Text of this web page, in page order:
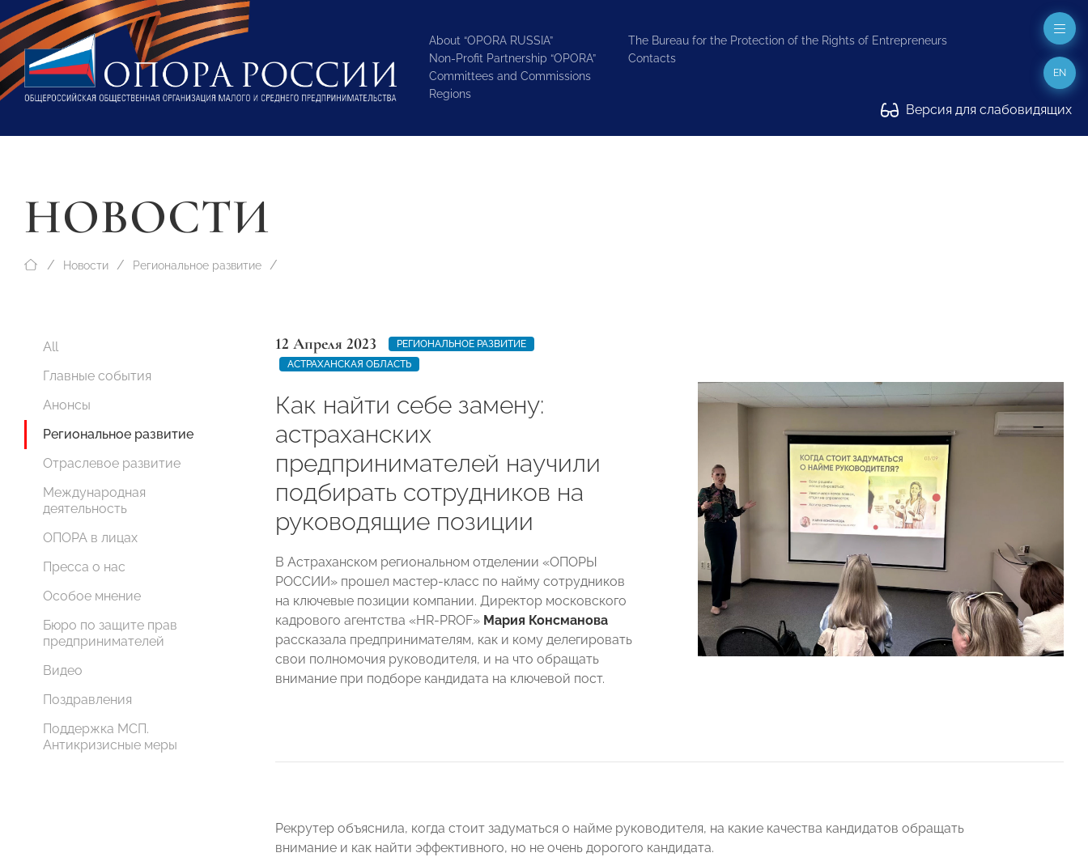
About “OPORA RUSSIA”
Non-Profit Partnership “OPORA”
Committees and Commissions
Regions
The Bureau for the Protection of the Rights of Entrepreneurs
Contacts
Версия для слабовидящих
EN
НОВОСТИ
Новости Региональное развитие
All
Главные события
Анонсы
Региональное развитие
Отраслевое развитие
Международная
деятельность
ОПОРА в лицах
Пресса о нас
Особое мнение
Бюро по защите прав
предпринимателей
Видео
Поздравления
Поддержка МСП.
Антикризисные меры
12 Апреля 2023
РЕГИОНАЛЬНОЕ РАЗВИТИЕ
АСТРАХАНСКАЯ ОБЛАСТЬ
Как найти себе замену:
астраханских
предпринимателей научили
подбирать сотрудников на
руководящие позиции
В Астраханском региональном отделении «ОПОРЫ
РОССИИ» прошел мастер-класс по найму сотрудников
на ключевые позиции компании. Директор московского
кадрового агентства «HR-PROF» Мария Консманова
рассказала предпринимателям, как и кому делегировать
свои полномочия руководителя, и на что обращать
внимание при подборе кандидата на ключевой пост.
Рекрутер объяснила, когда стоит задуматься о найме руководителя, на какие качества кандидатов обращать
внимание и как найти эффективного, но не очень дорогого кандидата.